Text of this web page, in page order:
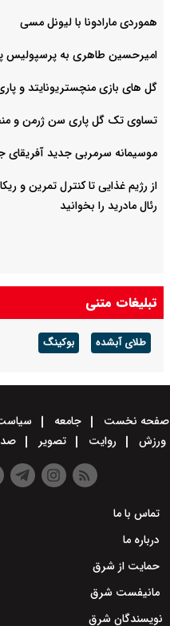
هموردی مارادونا با لیونل مسی
امیرحسین طاهری به
گل های بازی منچستریونایتد و
تساوی تک گل پاری سن ژرمن و
موسیمانه سرمربی جدید آفریقای
رئال مادرید را بخوانید
تبلیغات متنی
طلای آبشده بوکینگ
صفحه نخست جامعه
ورزش
روایت تصویر
تماس با ما
درباره ما
حمایت از شرق
مانیفست شرق
نویسندگان شرق